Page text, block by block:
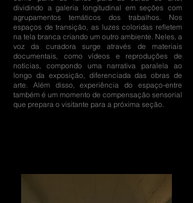
dividindo a galeria longitudinal em seções com
agrupamentos temáticos dos trabalhos. Nos
espaços de transição, as luzes coloridas refletem
na tela branca criando um outro ambiente. Neles, a
voz da curadora surge através de materiais
documentais, como vídeos e reproduções de
notícias, compondo uma narrativa paralela ao
longo da exposição, diferenciada das obras de
arte. Além disso, experiência do espaço-entre
também é um momento de compensação sensorial
que prepara o visitante para a próxima seção.